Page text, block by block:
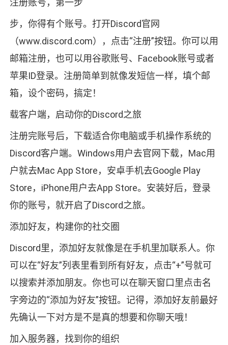
注册账号，第一步
步，你得有个账号。打开Discord官网
（www.discord.com），点击“注册”按钮。你可以用
邮箱注册，也可以用谷歌账号、Facebook账号或者
苹果ID登录。注册简单到就像发短信一样，填个邮
箱，设个密码，搞定！
载客户端，启动你的Discord之旅
注册完账号后，下载适合你电脑或手机操作系统的
Discord客户端。Windows用户去官网下载，Mac用
户就去Mac App Store，安卓手机去Google Play
Store，iPhone用户去App Store。安装好后，登录
你的账号，就开启了Discord之旅。
添加好友，构建你的社交圈
Discord里，添加好友就像是在手机里加联系人。你
可以在“好友”列表里看到所有好友，点击“+”号就可
以搜索并添加朋友。你也可以在聊天窗口里点击名
字旁边的“添加为好友”按钮。记得，添加好友前最好
先确认一下对方是不是真的想要和你聊天哦！
加入服务器，找到你的组织